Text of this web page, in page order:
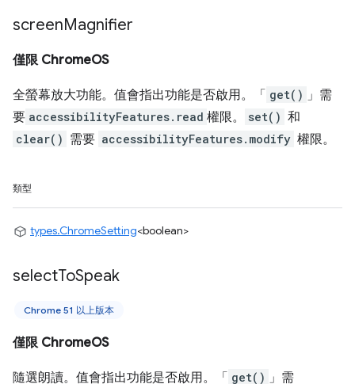
screenMagnifier
僅限 ChromeOS
全螢幕放大功能。值會指出功能是否啟用。「 get() 」需
要 accessibilityFeatures.read 權限。 set() 和
clear() 需要 accessibilityFeatures.modify 權限。
類型
types.ChromeSetting<boolean>
selectToSpeak
Chrome 51 以上版本
僅限 ChromeOS
隨選朗讀。值會指出功能是否啟用。「 get() 」需